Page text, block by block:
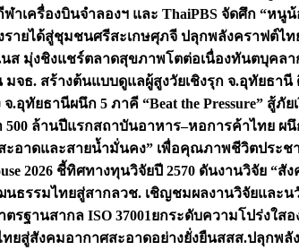
าเครื่องบินจำลองฯ และ ThaiPBS จัดศึก “หนูน้
ายได้สู่ชุมชนศรีสะเกษศุภจี ปลุกพลังคราฟต์ไท
นส มุ่งชิงแชร์ตลาดสุขภาพโตต่อเนื่องทันตบุคลา
จธ. สร้างต้นแบบดูแลผู้สูงวัยเชิงรุก จ.อุทัยธานี
จ.อุทัยธานีผนึก 5 ภาคี “Beat the Pressure” สู้ภั
500 ล้านปีแรกสถาบันอาหาร–หอการค้าไทย ผนึ
อาดและสายน้ำมั่นคง” เพื่อคุณภาพชีวิตประช
2026 ชี้ทิศทางทุนวิจัยปี 2570 ดันงานวิจัย “
นธรรมไทยสู่สากลวช. เชิญชมผลงานวิจัยและ
รฐานสากล ISO 37001ยกระดับความโปร่งใส
ยสู่สังคมอากาศสะอาดอย่างยั่งยืนสสส.ปลุกพลั